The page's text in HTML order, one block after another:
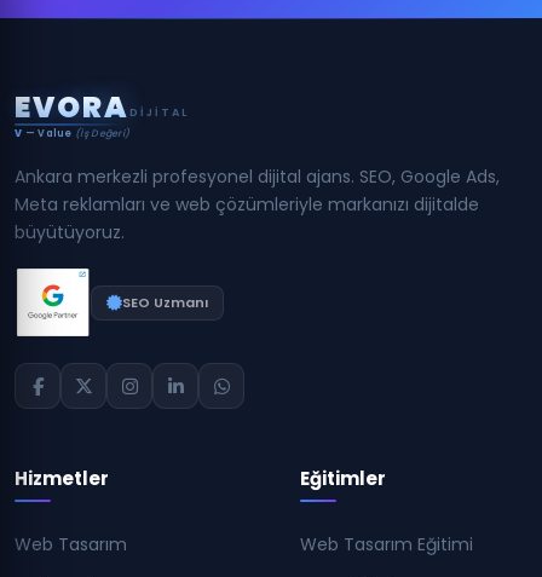
EVORA DIJITAL
V — Value (İş Değeri)
Ankara merkezli profesyonel dijital ajans. SEO, Google Ads,
Meta reklamları ve web çözümleriyle markanızı dijitalde
büyütüyoruz.
SEO Uzmanı
Hizmetler
Web Tasarım
Eğitimler
Web Tasarım Eğitimi